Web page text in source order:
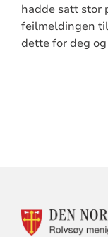
hadde satt stor
feilmeldingen
dette for deg